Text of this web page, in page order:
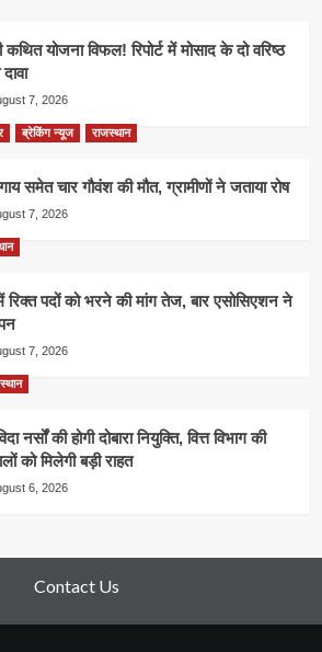
कथित योजना विफल! रिपोर्ट में मोसाद के दो वरिष्ठ
7, 2026
ब्रेकिंग न्यूज राजस्थान
समेत चार गौवंश की मौत, ग्रामीणों ने जताया रोष
7, 2026
पदों को भरने की मांग तेज, बार एसोसिएशन ने
7, 2026
नर्सों की होगी दोबारा नियुक्ति, वित्त विभाग की
को मिलेगी बड़ी राहत
6, 2026
Contact Us